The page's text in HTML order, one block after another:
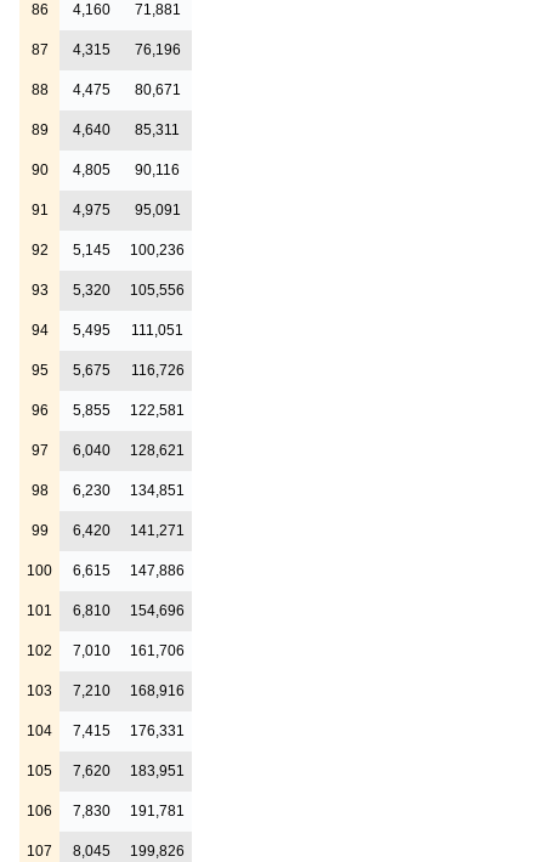
86 4,160 71,881
87 4,315 76,196
88 4,475 80,671
89 4,640 85,311
90 4,805 90,116
91 4,975 95,091
92 5,145 100,236
93 5,320 105,556
94 5,495 111,051
95 5,675 116,726
96 5,855 122,581
97 6,040 128,621
98 6,230 134,851
99 6,420 141,271
100 6,615 147,886
101 6,810 154,696
102 7,010 161,706
103 7,210 168,916
104 7,415 176,331
105 7,620 183,951
106 7,830 191,781
107 8,045 199,826